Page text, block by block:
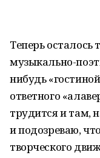
Теперь осталось
музыкально-
нибудь
ответного
трудится и там,
и подозреваю,
творческого